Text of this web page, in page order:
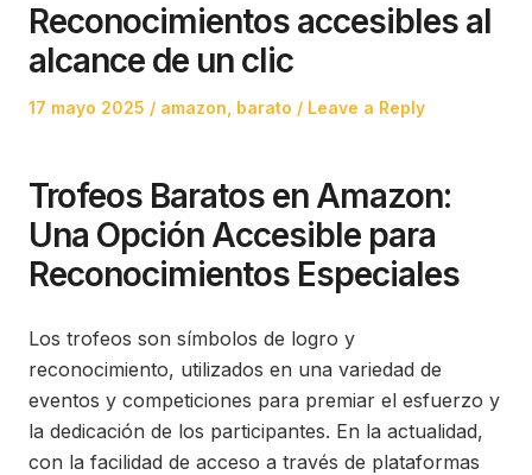
Reconocimientos accesibles al
alcance de un clic
Posted
17 mayo 2025
Posted
amazon barato Leave a Reply
Trofeos Baratos en Amazon:
Una Opción Accesible para
Reconocimientos Especiales
Los trofeos son símbolos de logro y
reconocimiento, utilizados en una variedad de
eventos y competiciones para premiar el esfuerzo y
la dedicación de los participantes. En la actualidad,
con la facilidad de acceso a través de plataformas